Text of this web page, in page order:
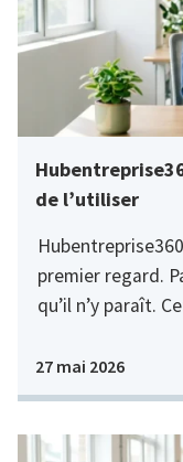
de l’utiliser
premier regard.
qu’il n’y paraît.
27 mai 2026